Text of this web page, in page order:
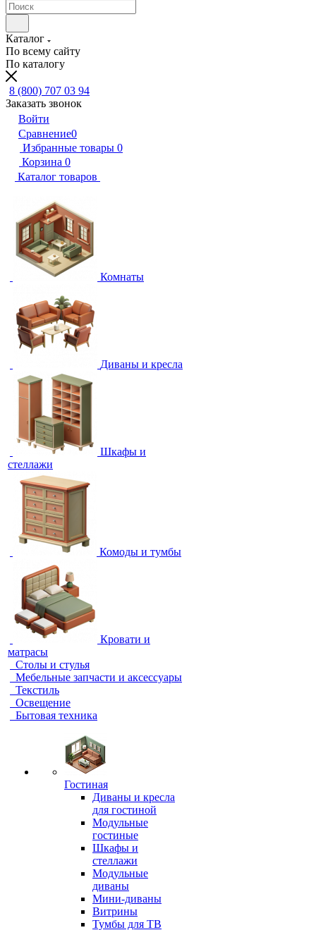
Каталог
По всему сайту
По каталогу
8 (800) 707 03 94
Заказать звонок
Войти
Сравнение0
Избранные товары 0
Корзина 0
Каталог товаров
Комнаты
Диваны и кресла
Шкафы и
стеллажи
Комоды и тумбы
Кровати и
матрасы
Столы и стулья
Мебельные запчасти и аксессуары
Текстиль
Освещение
Бытовая техника
Гостиная
Диваны и кресла
для гостиной
Модульные
гостиные
Шкафы и
стеллажи
Модульные
диваны
Мини-диваны
Витрины
Тумбы для ТВ